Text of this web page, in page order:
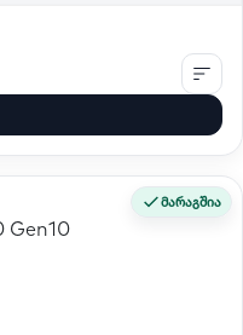
მარაგშია